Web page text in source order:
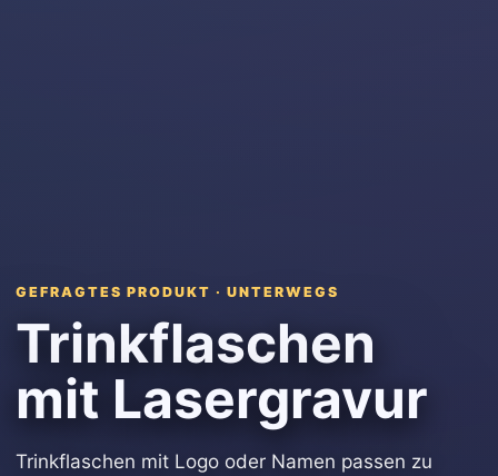
GEFRAGTES PRODUKT · UNTERWEGS
Trinkflaschen
mit Lasergravur
Trinkflaschen mit Logo oder Namen passen zu